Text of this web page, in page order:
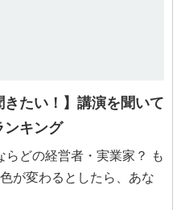
きたい！】講演を聞いて
ンキング
どの経営者・実業家？ も
が変わるとしたら、あな